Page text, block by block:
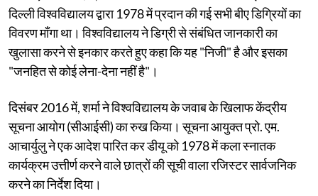
दिल्ली विश्वविद्यालय द्वारा 1978 में प्रदान की गई सभी बीए डिग्रियों का
विवरण माँगा था। विश्वविद्यालय ने डिग्री से संबंधित जानकारी का
खुलासा करने से इनकार करते हुए कहा कि यह "निजी" है और इसका
"जनहित से कोई लेना-देना नहीं है"।
दिसंबर 2016 में, शर्मा ने विश्वविद्यालय के जवाब के खिलाफ केंद्रीय
सूचना आयोग (सीआईसी) का रुख किया। सूचना आयुक्त प्रो. एम.
आचार्युलु ने एक आदेश पारित कर डीयू को 1978 में कला स्नातक
कार्यक्रम उत्तीर्ण करने वाले छात्रों की सूची वाला रजिस्टर सार्वजनिक
करने का निर्देश दिया।